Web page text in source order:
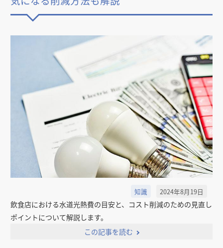
知識 2024年8月19日
飲食店における水道光熱費の目安と、コスト削減のための見直し
ポイントについて解説します。
この記事を読む